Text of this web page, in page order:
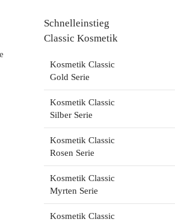
Schnelleinstieg
Classic Kosmetik
Kosmetik Classic
Gold Serie
Kosmetik Classic
Silber Serie
Kosmetik Classic
Rosen Serie
Kosmetik Classic
Myrten Serie
Kosmetik Classic